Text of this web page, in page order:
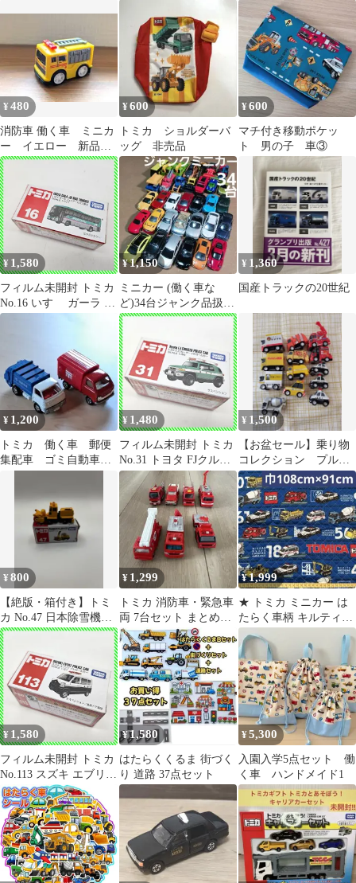
ュアモデル
¥480
消防車 働く車 ミニカ
ー イエロー 新品
未使用
¥600
トミカ ショルダーバ
ッグ 非売品
¥600
マチ付き移動ポケッ
ト 男の子 車③
¥ 1,580
フィルム未開封 トミカ
No.16 いすゞ ガーラ ジ
ェイアールバス東北
カラトミー ミニカー 保
管品
¥1,150
ミニカー (働く車な
ど)34台ジャンク品扱い
マックトミカ含む
¥ 1,360
国産トラックの20世紀
¥ 1,200
トミカ 働く車 郵便
集配車 ゴミ自動車
¥ 1,480
フィルム未開封 トミカ
No.31 トヨタ FJクルー
ザー パトロールカー
1/66 廃盤 TOMICA タカ
ラトミー ミニカー 保管
品
¥ 1,500
【お盆セール】乗り物
コレクション プルバ
ックカー
¥800
【絶版・箱付き】トミ
カ No.47 日本除雪機製
作所 ロータリ除雪車
HTR265
¥ 1,299
トミカ 消防車・緊急車
両 7台セット まとめ売
り
¥1,999
★ トミカ ミニカー は
たらく車柄 キルティン
グ生地 巾108cm×91cm
¥ 1,580
フィルム未開封 トミカ
No.113 スズキ エブリイ
パトロールカー 1/57 タ
カラトミー 廃盤
TOMICA ミニカー 保管
品
¥1,580
はたらくくるま 街づく
り 道路 37点セット
¥5,300
入園入学5点セット 働
く車 ハンドメイド1